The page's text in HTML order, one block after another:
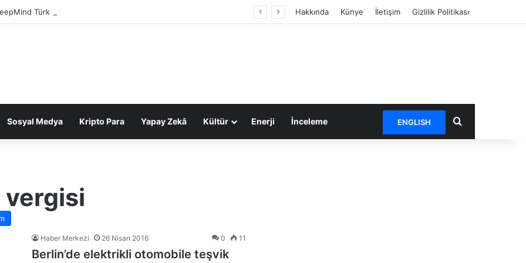
Türk mühendis Koray Kavukcuoğlu’na emanet Hakkında Künye İletişim Gizlilik Politikası
Sosyal Medya Kripto Para Yapay Zekâ Kültür Enerji İnceleme ENGLISH Arama yap ...
Haber Merkezi 26 Nisan 2016 0 11
Berlin’de elektrikli otomobile teşvik